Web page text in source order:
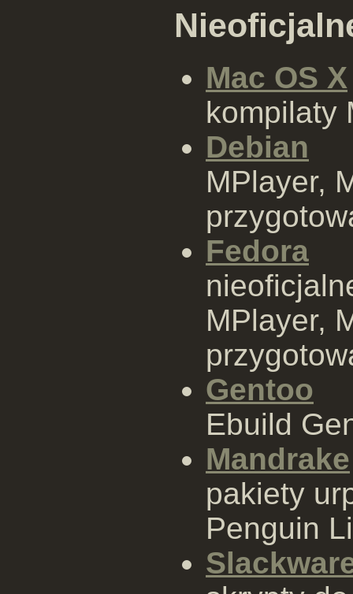
Mac OS X
kompilaty
Debian
MPlayer,
Fedora
MPlayer,
Gentoo
Ebuild
Mandrake
pakiety
Penguin